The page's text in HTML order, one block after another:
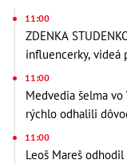
11:00
ZDENKA
influencerky, videá
11:00
Medvedia šelma
rýchlo odhalili
11:00
Leoš Mareš